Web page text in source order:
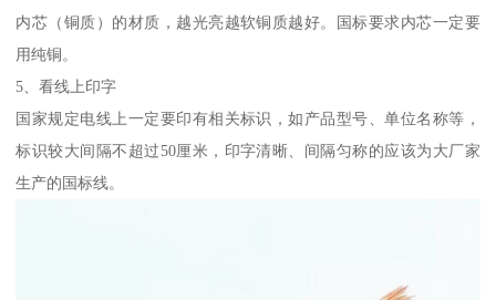
内芯（铜质）的材质，越光亮越软铜质越好。国标要求内芯一定要
用纯铜。
5、看线上印字
国家规定电线上一定要印有相关标识，如产品型号、单位名称等，
标识较大间隔不超过50厘米，印字清晰、间隔匀称的应该为大厂家
生产的国标线。